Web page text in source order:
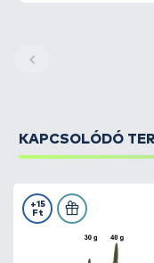
KAPCSOLÓDÓ
+15
Ft